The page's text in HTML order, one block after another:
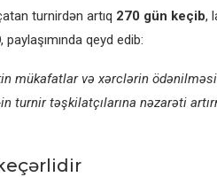
turnirdən artıq 270 gün keçib,
qeyd edib:
mükafatlar və xərclərin
turnir təşkilatçılarına nəzarəti